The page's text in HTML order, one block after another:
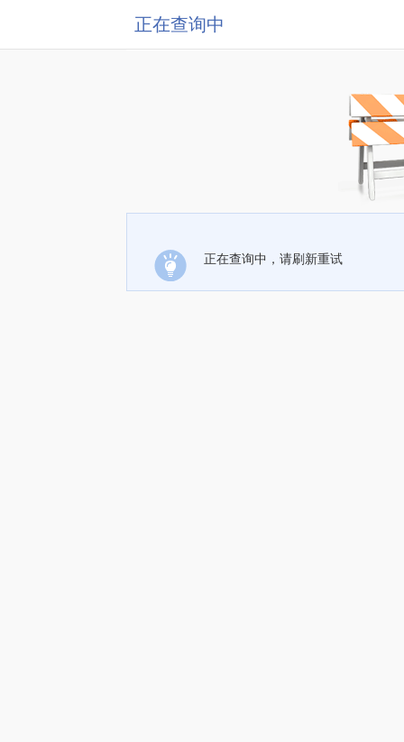
正在查询中
正在查询中，请刷新重试